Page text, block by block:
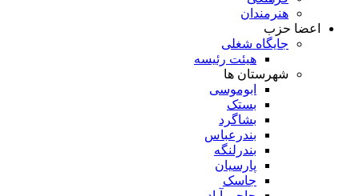
هنرمندان
اعضا حزب
جایگاه شغلی
هیئت رئیسه
شهرستان ها
ابوموسی
بستک
بشاگرد
بندرعباس
بندرلنگه
پارسیان
جاسک